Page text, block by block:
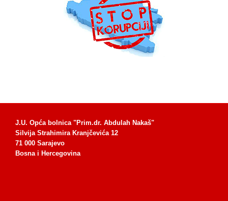
J.U. Opća bolnica "Prim.dr. Abdulah Nakaš"
Silvija Strahimira Kranjčevića 12
71 000 Sarajevo
Bosna i Hercegovina